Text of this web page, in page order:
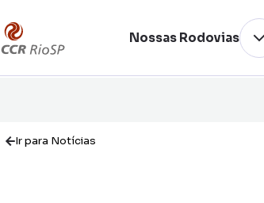
Nossas Rodovias
Ir para Notícias